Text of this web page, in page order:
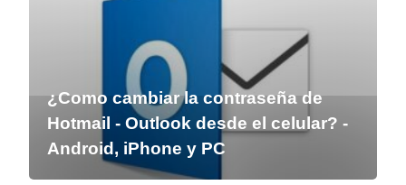
¿Como cambiar la contraseña de
Hotmail - Outlook desde el celular? -
Android, iPhone y PC